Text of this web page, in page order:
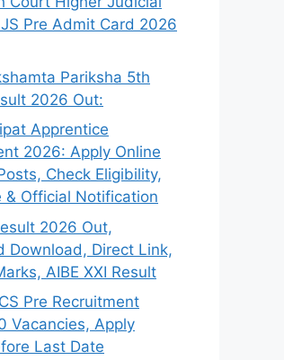
Pre Admit Card 2026
Pariksha 5th
2026 Out:
Apprentice
2026: Apply Online
Check Eligibility,
& Official Notification
2026 Out,
Download, Direct Link,
AIBE XXI Result
Pre Recruitment
Vacancies, Apply
Last Date